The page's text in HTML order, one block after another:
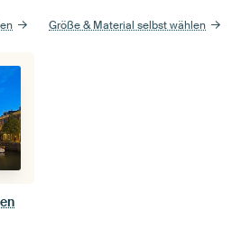
Größe & Material selbst wählen